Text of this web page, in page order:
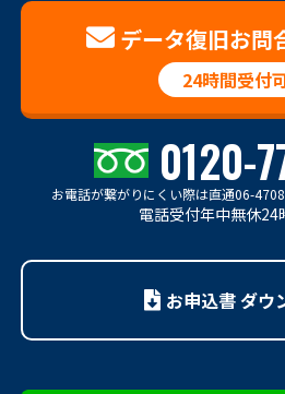
データ復旧お問
24時間受付
0120-
お電話が繋がりにくい際は直通06-
電話受付年中無休24
お申込書 ダウ